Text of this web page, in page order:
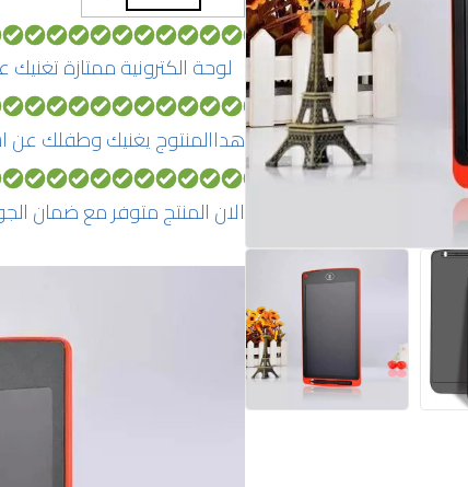
لوحة الكترونية ممتازة
هداالمنتوج يغنيك وطفلك عن
الان المنتج متوفر مع ضمان